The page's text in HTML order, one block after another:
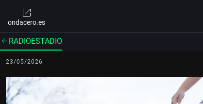
ondacero.es
RADIOESTADIO
23/05/2026